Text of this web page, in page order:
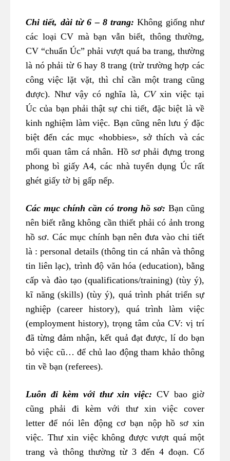
Chi tiết, dài từ 6 – 8 trang:Không giống như
các loại CV mà bạn vẫn biết, thông thường,
CV “chuẩn Úc” phải vượt quá ba trang, thường
là nó phải từ 6 hay 8 trang (trừ trường hợp các
công việc lặt vặt, thì chỉ cần một trang cũng
được). Như vậy có nghĩa là, CV xin việc tại
Úc của bạn phải thật sự chi tiết, đặc biệt là về
kinh nghiệm làm việc. Bạn cũng nên lưu ý đặc
biệt đến các mục «hobbies», sở thích và các
mối quan tâm cá nhân. Hồ sơ phải đựng trong
phong bì giấy A4, các nhà tuyển dụng Úc rất
ghét giấy tờ bị gấp nếp.
Các mục chính cần có trong hồ sơ: Bạn cũng
nên biết rằng không cần thiết phải có ảnh trong
hồ sơ. Các mục chính bạn nên đưa vào chi tiết
là : personal details (thông tin cá nhân và thông
tin liên lạc), trình độ văn hóa (education), bằng
cấp và đào tạo (qualifications/training) (tùy ý),
kĩ năng (skills) (tùy ý), quá trình phát triển sự
nghiệp (career history), quá trình làm việc
(employment history), trọng tâm của CV: vị trí
đã từng đảm nhận, kết quả đạt được, lí do bạn
bỏ việc cũ… để chủ lao động tham khảo thông
tin về bạn (referees).
Luôn đi kèm với thư xin việc:CV bao giờ
cũng phải đi kèm với thư xin việc cover
letter để nói lên động cơ bạn nộp hồ sơ xin
việc. Thư xin việc không được vượt quá một
trang và thông thường từ 3 đến 4 đoạn. Cố